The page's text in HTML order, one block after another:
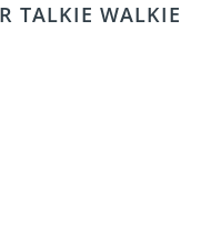
TALKIE WALKIE